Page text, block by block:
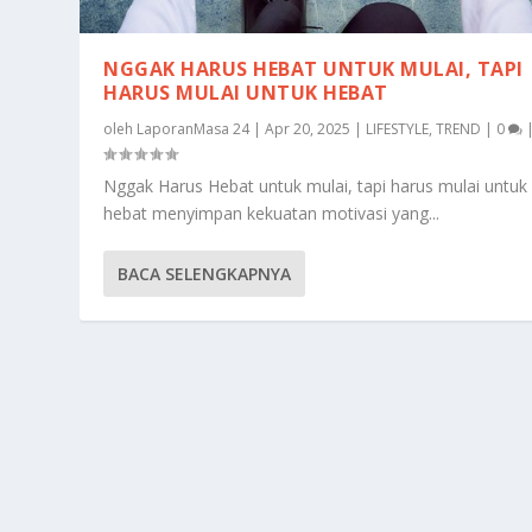
NGGAK HARUS HEBAT UNTUK MULAI, TAPI
HARUS MULAI UNTUK HEBAT
oleh LaporanMasa 24|Apr 20, 2025 | LIFESTYLE,TREND | 0
Nggak Harus Hebat untuk mulai, tapi harus mulai untuk
hebat menyimpan kekuatan motivasi yang...
BACA SELENGKAPNYA